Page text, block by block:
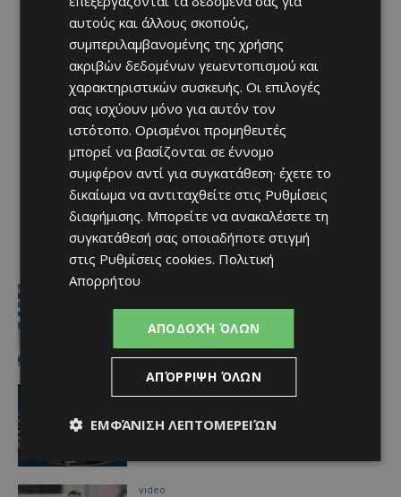
Ειδήσεις
Στον αέρα η ακτοπλοϊκή Κύπρου –
Ελλάδας μετά το 2027 χωρίς νέα
Afentiko - 07/08/2026
εγγράφονται στα μητρώα διαιτητών
video
αυτούς και άλλους σκοπούς,
συμπεριλαμβανομένης της χρήσης
ακριβών δεδομένων γεωεντοπισμού και
χαρακτηριστικών συσκευής. Οι επιλογές
σας ισχύουν μόνο για αυτόν τον
ιστότοπο. Ορισμένοι προμηθευτές
μπορεί να βασίζονται σε έννομο
συμφέρον αντί για συγκατάθεση· έχετε το
δικαίωμα να αντιταχθείτε στις Ρυθμίσεις
διαφήμισης. Μπορείτε να ανακαλέσετε τη
συγκατάθεσή σας οποιαδήποτε στιγμή
στις Ρυθμίσεις cookies. Πολιτική
Απορρήτου
ΑΠΟΔΟΧΉ ΌΛΩΝ
ΑΠΌΡΡΙΨΗ ΌΛΩΝ
ΕΜΦΆΝΙΣΗ ΛΕΠΤΟΜΕΡΕΙΏΝ